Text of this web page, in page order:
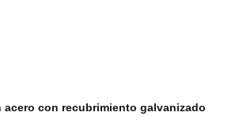
acero con recubrimiento galvanizado